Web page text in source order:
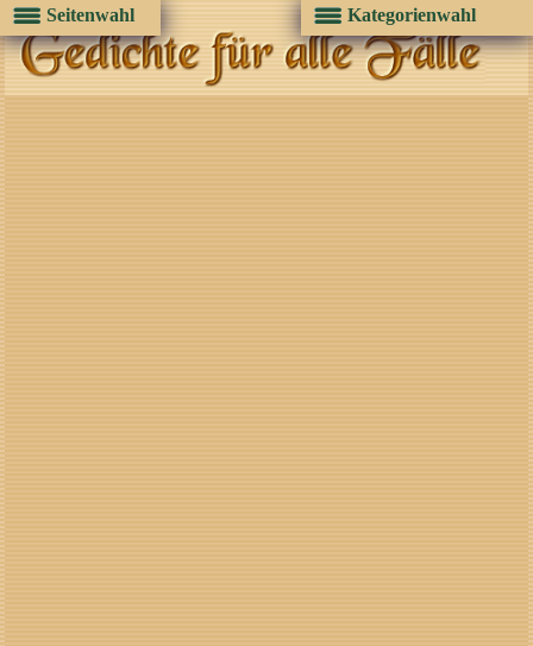
Seitenwahl Kategorienwahl